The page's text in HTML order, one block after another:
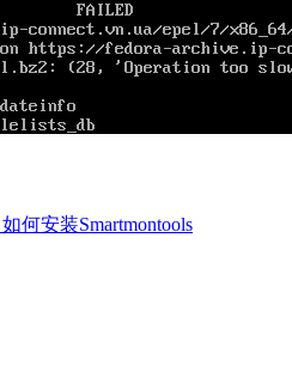
何安装Smartmontools